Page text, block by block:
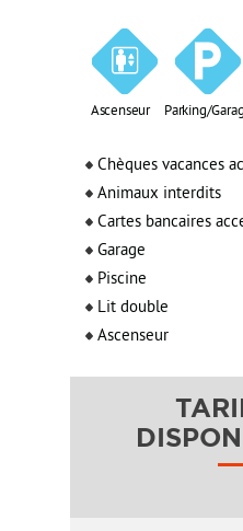
Ascenseur Parking/Garage
Chèques vacances
Animaux interdits
Cartes bancaires
Garage
Piscine
Lit double
Ascenseur